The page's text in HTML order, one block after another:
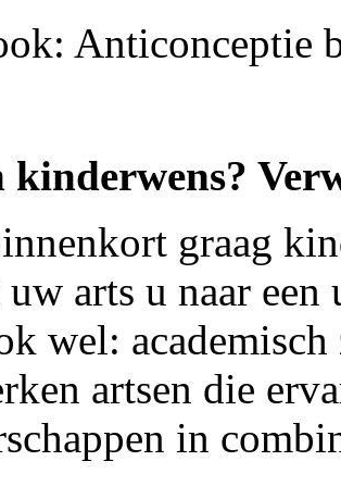
Anticonceptie
kinderwens?
graag
arts u naar
wel:
artsen die
in